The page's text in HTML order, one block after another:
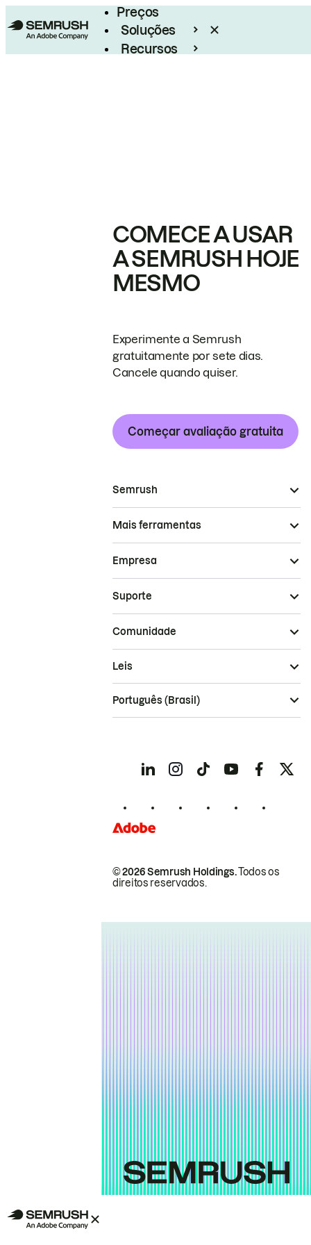
Preços
Soluções
Recursos
COMECE A USAR
A SEMRUSH HOJE
MESMO
Experimente a Semrush
gratuitamente por sete dias.
Cancele quando quiser.
Começar avaliação gratuita
Semrush
Mais ferramentas
Empresa
Suporte
Comunidade
© 2026 Semrush Holdings.Todos os
direitos reservados.
Leis
Português (Brasil)